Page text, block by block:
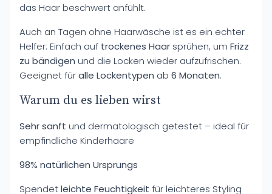
das Haar beschwert anfühlt.
Auch an Tagen ohne Haarwäsche ist es ein echter
Helfer: Einfach auf trockenes Haar sprühen, um Frizz
zu bändigen und die Locken wieder aufzufrischen.
Geeignet füralle Lockentypen ab 6 Monaten.
Warum du es lieben wirst
Sehr sanft und dermatologisch getestet – ideal für
empfindliche Kinderhaare
98% natürlichen Ursprungs
Spendetleichte Feuchtigkeit für leichteres Styling